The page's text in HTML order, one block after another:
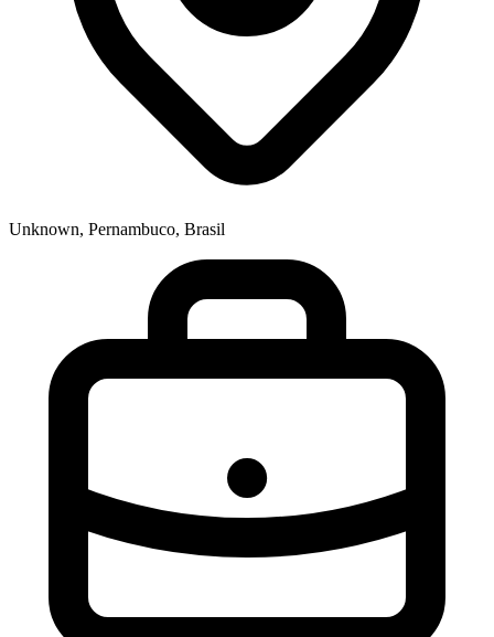
Unknown, Pernambuco, Brasil